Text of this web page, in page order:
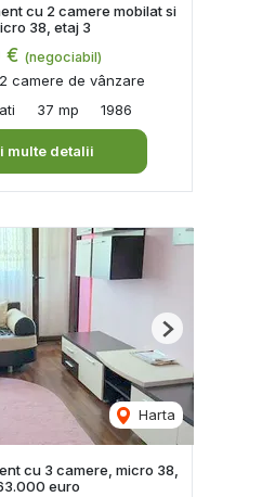
cu 2 camere mobilat si
38, etaj 3
€ (negociabil)
camere de vânzare
37 mp 1986
multe detalii
Harta
Next
cu 3 camere, micro 38,
euro